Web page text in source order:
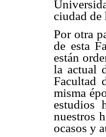
ciudad de
Por otra
de esta
están
la actual
Facultad
misma
estudios
nuestros
ocasos y